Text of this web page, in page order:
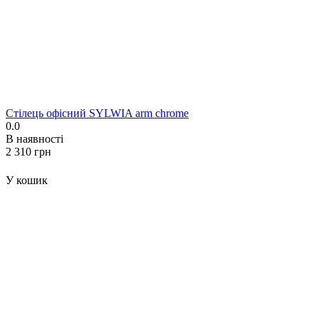
Стілець офісний SYLWIA arm chrome
0.0
В наявності
‍2 310‍ грн
У кошик